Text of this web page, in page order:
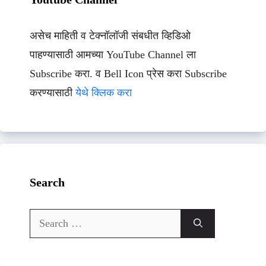
असेच माहिती व टेक्नॉलॉजी संबधीत व्हिडिओ
पाहण्यासाठी आमच्या YouTube Channel ला
Subscribe करा. व Bell Icon प्रेस करा Subscribe
करण्यासाठीयेथे क्लिक करा
Search
Search
for: